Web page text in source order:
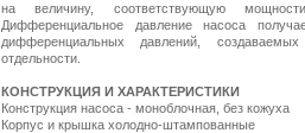
на величину, соответствующую
Дифференциальное давление насоса
дифференциальных давлений,
отдельности.
КОНСТРУКЦИЯ И ХАРАКТЕРИСТИКИ
Конструкция насоса - моноблочная, без кожуха
Корпус и крышка холодно-штампованные